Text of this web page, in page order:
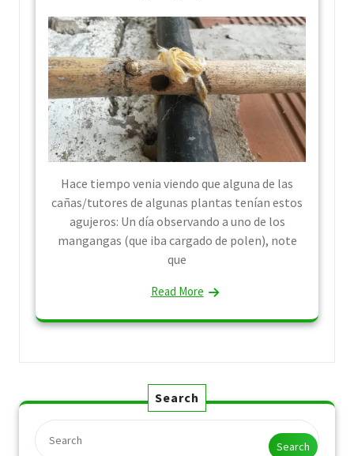
Hace tiempo venia viendo que alguna de las
cañas/tutores de algunas plantas tenían estos
agujeros: Un día observando a uno de los
mangangas (que iba cargado de polen), note
que
Read More
Search
Search